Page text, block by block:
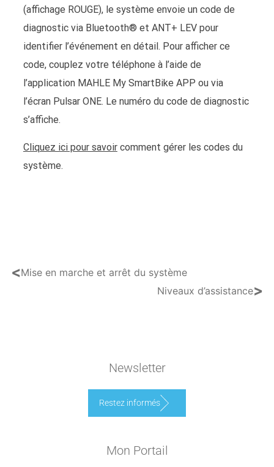
(affichage ROUGE), le système envoie un code de
diagnostic via Bluetooth® et ANT+ LEV pour
identifier l’événement en détail. Pour afficher ce
code, couplez votre téléphone à l’aide de
l’application MAHLE My SmartBike APP ou via
l’écran Pulsar ONE. Le numéro du code de diagnostic
s’affiche.
Cliquez ici pour savoircomment gérer les codes du
système.
<Mise en marche et arrêt du système
Niveaux d’assistance>
Newsletter
Restez informés
Mon Portail